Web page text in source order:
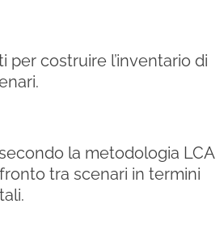
per costruire l’inventario di
la metodologia LCA
tra scenari in termini